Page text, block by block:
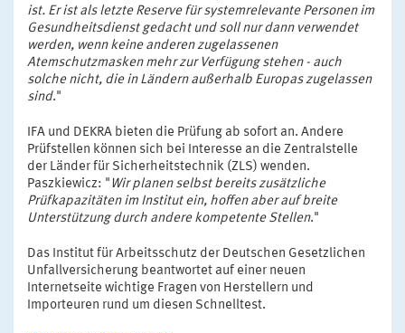
ist. Er ist als letzte Reserve für systemrelevante Personen im
Gesundheitsdienst gedacht und soll nur dann verwendet
werden, wenn keine anderen zugelassenen
Atemschutzmasken mehr zur Verfügung stehen - auch
solche nicht, die in Ländern außerhalb Europas zugelassen
sind."
IFA und DEKRA bieten die Prüfung ab sofort an. Andere
Prüfstellen können sich bei Interesse an die Zentralstelle
der Länder für Sicherheitstechnik (ZLS) wenden.
Paszkiewicz: " Wir planen selbst bereits zusätzliche
Prüfkapazitäten im Institut ein, hoffen aber auf breite
Unterstützung durch andere kompetente Stellen."
Das Institut für Arbeitsschutz der Deutschen Gesetzlichen
Unfallversicherung beantwortet auf einer neuen
Internetseite wichtige Fragen von Herstellern und
Importeuren rund um diesen Schnelltest.